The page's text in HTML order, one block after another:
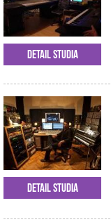
Detail studia
Detail studia